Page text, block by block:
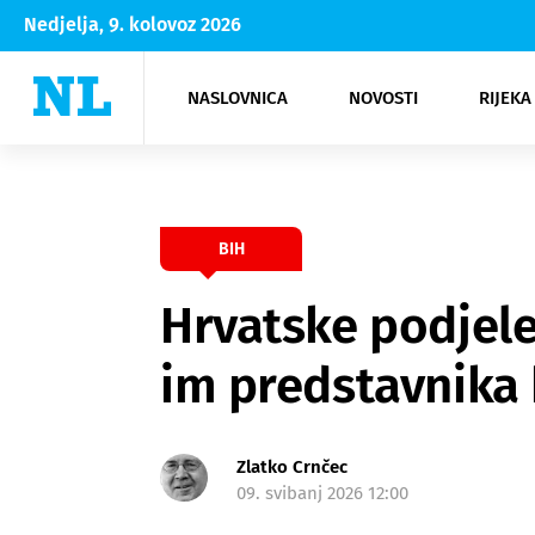
Nedjelja, 9. kolovoz 2026
NASLOVNICA NOVOSTI
Rijeka Opatija
NK
Moda
Kultura
BIH
Hrvatske
im
Zlatko Crnčec
09. svibanj 2026 12:00